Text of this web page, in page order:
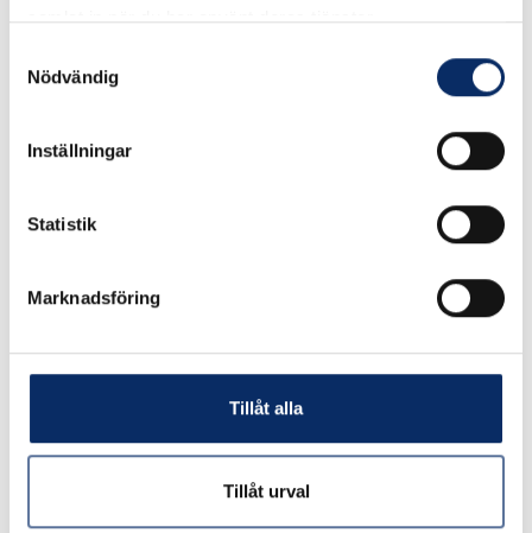
samlat in när du har använt deras tjänster.
Nödvändig
Inställningar
Statistik
Marknadsföring
Tillåt alla
Tillåt urval
remove Lägg i varukorg
expand_more
Liknande produkter